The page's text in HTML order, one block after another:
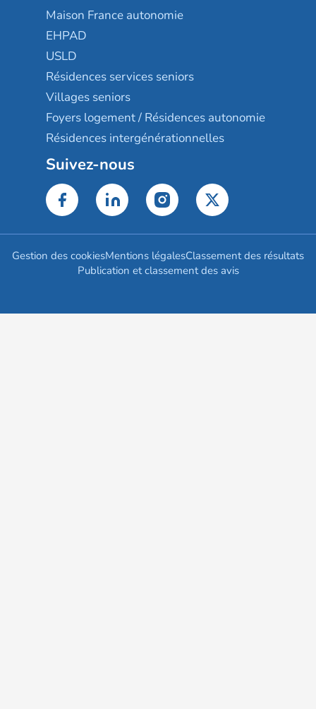
Maison France autonomie
EHPAD
USLD
Résidences services seniors
Villages seniors
Foyers logement / Résidences autonomie
Résidences intergénérationnelles
Suivez-nous
Gestion des cookiesMentions légalesClassement des résultats
Publication et classement des avis